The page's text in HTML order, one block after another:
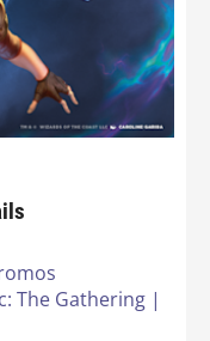
The Gathering |